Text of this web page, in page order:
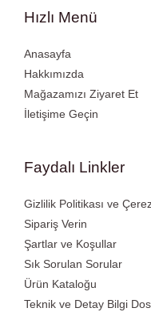
Hızlı Menü
Anasayfa
Hakkımızda
Mağazamızı Ziyaret Et
İletişime Geçin
Faydalı Linkler
Gizlilik Politikası ve
Sipariş Verin
Şartlar ve Koşullar
Sık Sorulan Sorular
Ürün Kataloğu
Teknik ve Detay Bilgi